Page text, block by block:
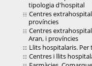
tipologia d'hospital
Centres
províncies
Centres
Aran, i províncies
Llits hospitalaris. Per
Centres i llits